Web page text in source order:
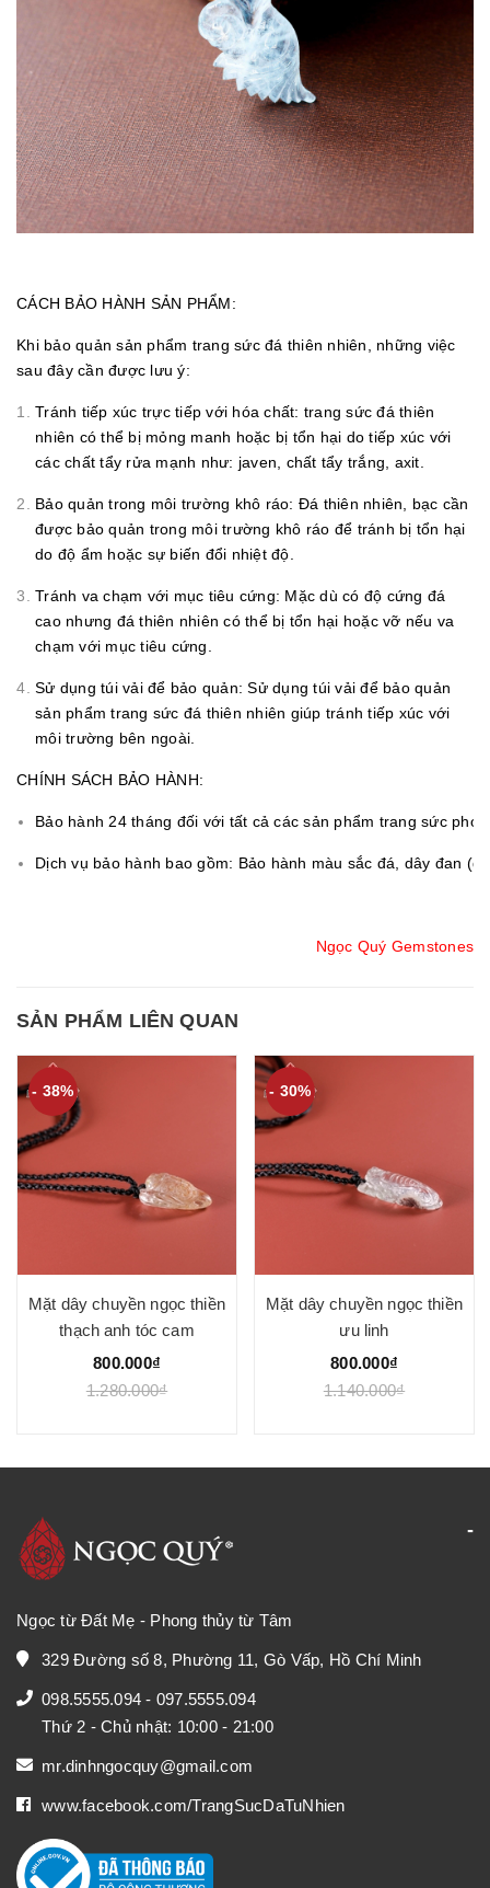
CÁCH BẢO HÀNH SẢN PHẨM:
Khi bảo quản sản phẩm trang sức đá thiên nhiên, những việc
sau đây cần được lưu ý:
Tránh tiếp xúc trực tiếp với hóa chất: trang sức đá thiên
nhiên có thể bị mỏng manh hoặc bị tổn hại do tiếp xúc với
các chất tẩy rửa mạnh như: javen, chất tẩy trắng, axit.
Bảo quản trong môi trường khô ráo: Đá thiên nhiên, bạc cần
được bảo quản trong môi trường khô ráo để tránh bị tổn hại
do độ ẩm hoặc sự biến đổi nhiệt độ.
Tránh va chạm với mục tiêu cứng: Mặc dù có độ cứng đá
cao nhưng đá thiên nhiên có thể bị tổn hại hoặc vỡ nếu va
chạm với mục tiêu cứng.
Sử dụng túi vải để bảo quản: Sử dụng túi vải để bảo quản
sản phẩm trang sức đá thiên nhiên giúp tránh tiếp xúc với
môi trường bên ngoài.
CHÍNH SÁCH BẢO HÀNH:
Bảo hành 24 tháng đối với tất cả các sản phẩm trang sức
Dịch vụ bảo hành bao gồm: Bảo hành màu sắc đá, dây đan
Ngọc Quý Gemstones
SẢN PHẨM LIÊN QUAN
- 38%
Mặt dây chuyền ngọc thiền
thạch anh tóc cam
800.000₫
1.280.000₫
- 30%
Mặt dây chuyền ngọc thiền
ưu linh
800.000₫
1.140.000₫
Ngọc từ Đất Mẹ - Phong thủy từ Tâm
329 Đường số 8, Phường 11, Gò Vấp, Hồ Chí Minh
098.5555.094 - 097.5555.094
Thứ 2 - Chủ nhật: 10:00 - 21:00
mr.dinhngocquy@gmail.com
www.facebook.com/TrangSucDaTuNhien